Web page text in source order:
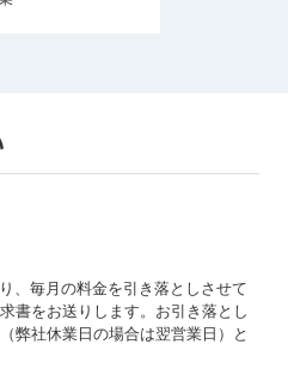
、毎月の料金を引き落としさせて
書をお送りします。お引き落とし
弊社休業日の場合は翌営業日）と